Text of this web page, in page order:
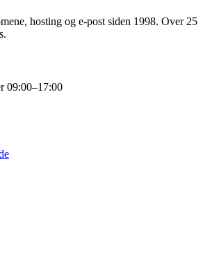
hosting og e-post siden 1998. Over 25
09:00–17:00